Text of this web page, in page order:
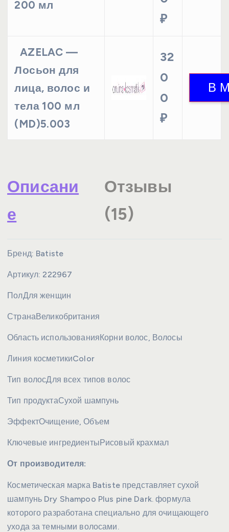
200 мл
₽
AZELAC —
Лосьон для
лица, волос и
тела 100 мл
(MD)5.003
32
0
0
₽
Описани
е
Отзывы
(15)
Бренд: Batiste
Артикул:222967
ПолДля женщин
СтранаВеликобритания
Область использованияКорни волос, Волосы
Линия косметикиColor
Тип волосДля всех типов волос
Тип продуктаСухой шампунь
ЭффектОчищение, Объем
Ключевые ингредиенты Рисовый крахмал
От производителя:
Косметическая марка Batiste представляет сухой
шампунь Dry Shampoo Plus pine Dark. формула
которого разработана специально для очищающего
ухода за темными волосами.